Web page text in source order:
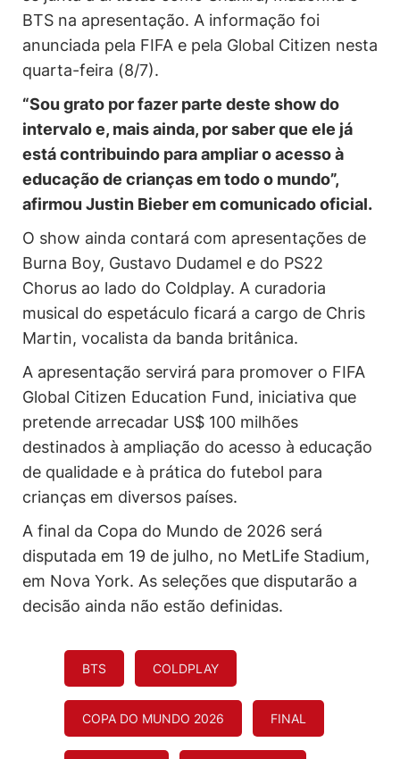
BTS na apresentação. A informação foi
anunciada pela FIFA e pela Global Citizen nesta
quarta-feira (8/7).
“Sou grato por fazer parte deste show do
intervalo e, mais ainda, por saber que ele já
está contribuindo para ampliar o acesso à
educação de crianças em todo o mundo”,
afirmou Justin Bieber em comunicado oficial.
O show ainda contará com apresentações de
Burna Boy, Gustavo Dudamel e do PS22
Chorus ao lado do Coldplay. A curadoria
musical do espetáculo ficará a cargo de Chris
Martin, vocalista da banda britânica.
A apresentação servirá para promover o FIFA
Global Citizen Education Fund, iniciativa que
pretende arrecadar US$ 100 milhões
destinados à ampliação do acesso à educação
de qualidade e à prática do futebol para
crianças em diversos países.
A final da Copa do Mundo de 2026 será
disputada em 19 de julho, no MetLife Stadium,
em Nova York. As seleções que disputarão a
decisão ainda não estão definidas.
BTS COLDPLAY
COPA DO MUNDO 2026 FINAL